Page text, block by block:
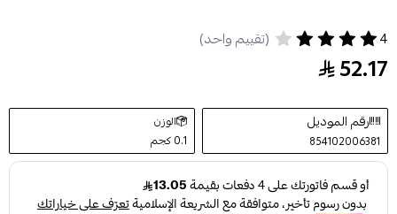
كريم سوفلي لتحديد تموجات الشعر بالرمان والعسل من
4 (تقييم واحد)
52.17
رقم الموديل
854102006381
الوزن
0.1 كجم